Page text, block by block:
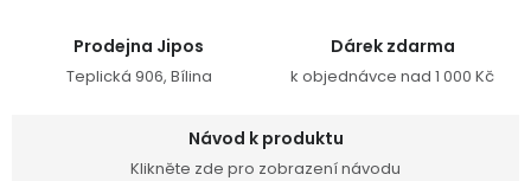
Prodejna Jipos
Teplická 906, Bílina
Dárek zdarma
k objednávce nad 1 000 Kč
Návod k produktu
Klikněte zde pro zobrazení návodu